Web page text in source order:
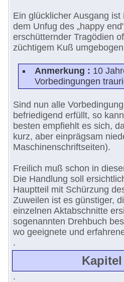
Ein glücklicher Ausgang
dem Unfug des „happy
erschütternder Tragödien
züchtigem Kuß
Anmerkung : 10
Vorbedingungen
Sind nun alle
befriedigend erfüllt, so
besten empfiehlt es sich,
kurz, aber einprägsam
Maschinenschriftseiten).
Freilich muß schon in
Die Handlung soll
Hauptteil mit Schürzung
Zuweilen ist es günstiger,
einzelnen Aktabschnitte
sogenannten Drehbuch
wo geeignete und
.
.